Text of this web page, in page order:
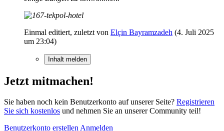
Einmal editiert, zuletzt von Elçin Bayramzadeh (4. Juli 2025
um 23:04)
Inhalt melden
Jetzt mitmachen!
Sie haben noch kein Benutzerkonto auf unserer Seite? Registrieren
Sie sich kostenlos und nehmen Sie an unserer Community teil!
Benutzerkonto erstellenAnmelden